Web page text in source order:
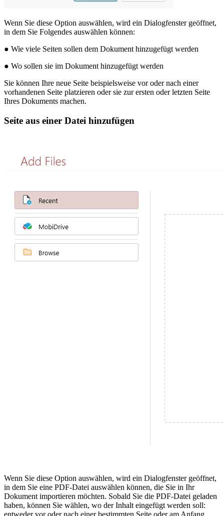
Wenn Sie diese Option auswählen, wird ein Dialogfenster geöffnet,
in dem Sie Folgendes auswählen können:
● Wie viele Seiten sollen dem Dokument hinzugefügt werden
● Wo sollen sie im Dokument hinzugefügt werden
Sie können Ihre neue Seite beispielsweise vor oder nach einer
vorhandenen Seite platzieren oder sie zur ersten oder letzten Seite
Ihres Dokuments machen.
Seite aus einer Datei hinzufügen
Wenn Sie diese Option auswählen, wird ein Dialogfenster geöffnet,
in dem Sie eine PDF-Datei auswählen können, die Sie in Ihr
Dokument importieren möchten. Sobald Sie die PDF-Datei geladen
haben, können Sie wählen, wo der Inhalt eingefügt werden soll:
entweder vor oder nach einer bestimmten Seite oder am Anfang